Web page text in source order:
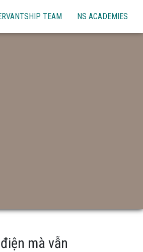
TEAM NS ACADEMIES
mà vẫn